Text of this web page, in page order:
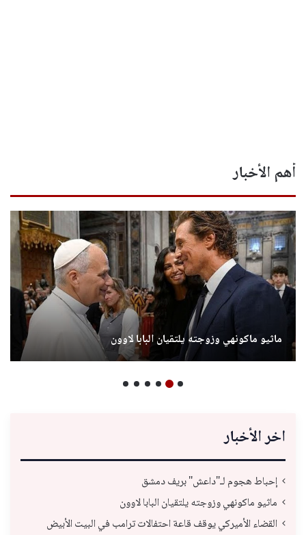
أهم الأخبار
ماثيو ماكونهي وزوجته يلتقيان البابا لاوون
اخر الأخبار
إحباط هجوم لـ"داعش" بريف دمشق
ماثيو ماكونهي وزوجته يلتقيان البابا لاوون
القضاء الأميركي يوقف قاعة احتفالات ترامب في البيت الأبيض